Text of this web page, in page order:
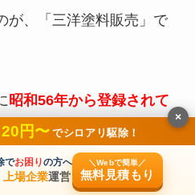
が、「三洋塗料販売」で
昭和56年から登録されて
を拠点に庄内地域全域で
円〜 でシロアリ駆除！
でお困りの方へ
上場企業運営
＼Webで簡単／
無料見積もり
×